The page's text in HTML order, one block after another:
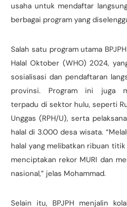
usaha untuk mendaftar
berbagai program yang
Salah satu program utama
Halal Oktober (WHO) 2024,
sosialisasi dan pendaftaran
provinsi. Program ini juga
terpadu di sektor hulu, seperti
Unggas (RPH/U), serta
halal di 3.000 desa wisata.
halal yang melibatkan ribuan titik
menciptakan rekor MURI dan
nasional,” jelas Mohammad.
Selain itu, BPJPH menjalin